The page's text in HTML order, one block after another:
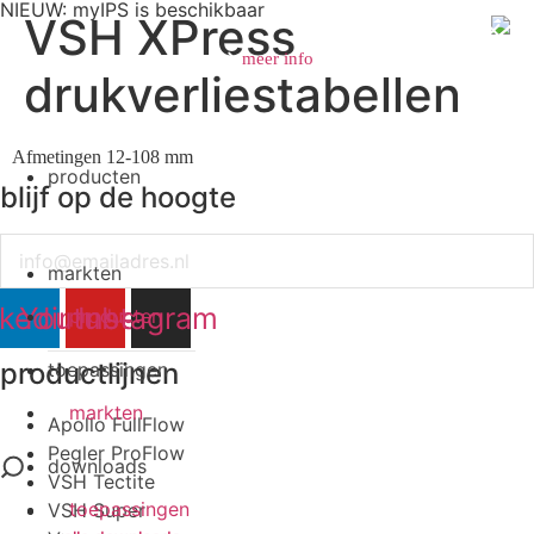
NIEUW: myIPS is beschikbaar
meer info
sluiten
producten
markten
toepassingen
downloads
producten
markten
toepassingen
VSH XPress
drukverliestabellen
Afmetingen 12-108 mm
blijf op de hoogte
YoutubeInstagram
productlijnen
Apollo FullFlow
Pegler ProFlow
VSH Tectite
VSH Super